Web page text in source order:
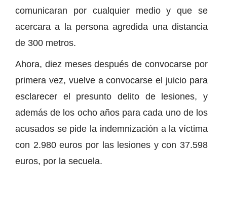
comunicaran por cualquier medio y que se
acercara a la persona agredida una distancia
de 300 metros.
Ahora, diez meses después de convocarse por
primera vez, vuelve a convocarse el juicio para
esclarecer el presunto delito de lesiones, y
además de los ocho años para cada uno de los
acusados se pide la indemnización a la víctima
con 2.980 euros por las lesiones y con 37.598
euros, por la secuela.